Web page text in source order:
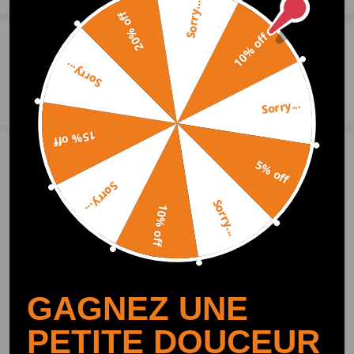
Garantie: 2 ans de garantie pour tout défaut de fabrication
Questions et réponses
Poser une question
5 Avis des clients
customer 5.0 2024.01.18
Dès que je l’ai reçu, j’ai su que la qualité était très bonne. Mon ami me
l’a recommandé. Il est plutôt bien.
nte qualité pour clé à choc, Prix intéressant pour le nombre de douilles pr
oposées.
10% off
Sorry...
5% off
Sorry...
10% off
Sorry...
15% off
Sorry...
20% off Sorry...
GAGNEZ UNE
PETITE DOUCEUR